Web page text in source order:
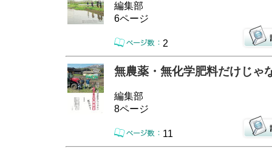
編集部
6ページ
2
無農薬・無化学肥料だけじ
編集部
8ページ
11